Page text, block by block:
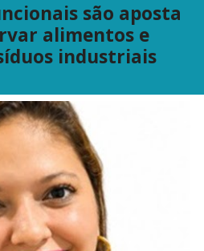
são aposta
alimentos e
industriais